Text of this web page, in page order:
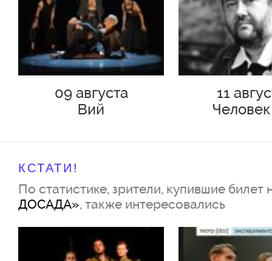
09 августа
Вий
11
КСТАТИ!
По статистике, зрители, купившие билет
ДОСАДА», также интересовались